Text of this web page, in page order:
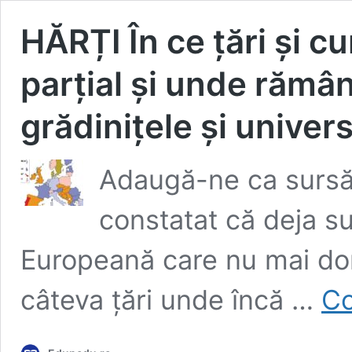
HĂRȚI În ce țări și
parțial și unde
grădinițele și
Adaugă-ne ca
constatat că deja
Europeană care nu mai
câteva țări unde încă …